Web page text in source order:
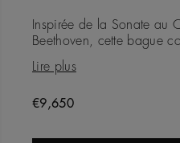
Inspirée de la Sonate au
Beethoven, cette bague
diamants micropavés,
taille brillant sertis gr
Lire plus
Original price
€9,650